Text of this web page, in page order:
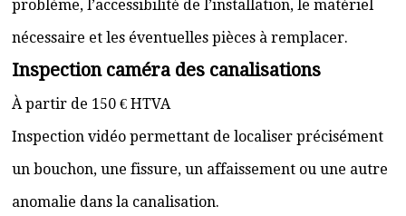
problème, l’accessibilité de l’installation, le matériel
nécessaire et les éventuelles pièces à remplacer.
Inspection caméra des canalisations
À partir de 150 € HTVA
Inspection vidéo permettant de localiser précisément
un bouchon, une fissure, un affaissement ou une autre
anomalie dans la canalisation.